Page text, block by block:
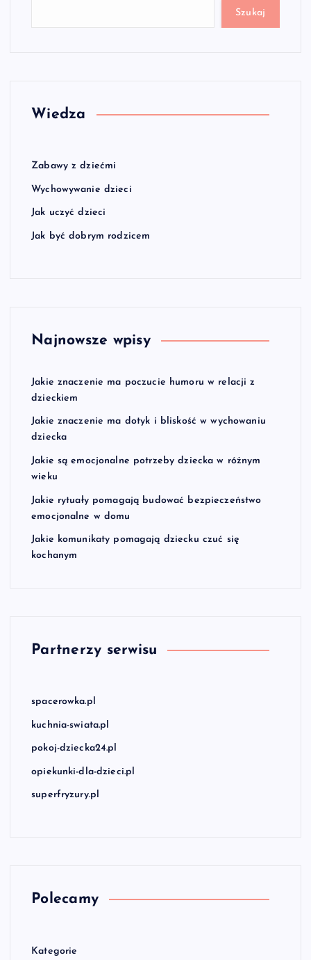
Szukaj
Wiedza
Zabawy z dziećmi
Wychowywanie dzieci
Jak uczyć dzieci
Jak być dobrym rodzicem
Najnowsze wpisy
Jakie znaczenie ma poczucie humoru w relacji z
dzieckiem
Jakie znaczenie ma dotyk i bliskość w wychowaniu
dziecka
Jakie są emocjonalne potrzeby dziecka w różnym
wieku
Jakie rytuały pomagają budować bezpieczeństwo
emocjonalne w domu
Jakie komunikaty pomagają dziecku czuć się
kochanym
Partnerzy serwisu
spacerowka.pl
kuchnia-swiata.pl
pokoj-dziecka24.pl
opiekunki-dla-dzieci.pl
superfryzury.pl
Polecamy
Kategorie